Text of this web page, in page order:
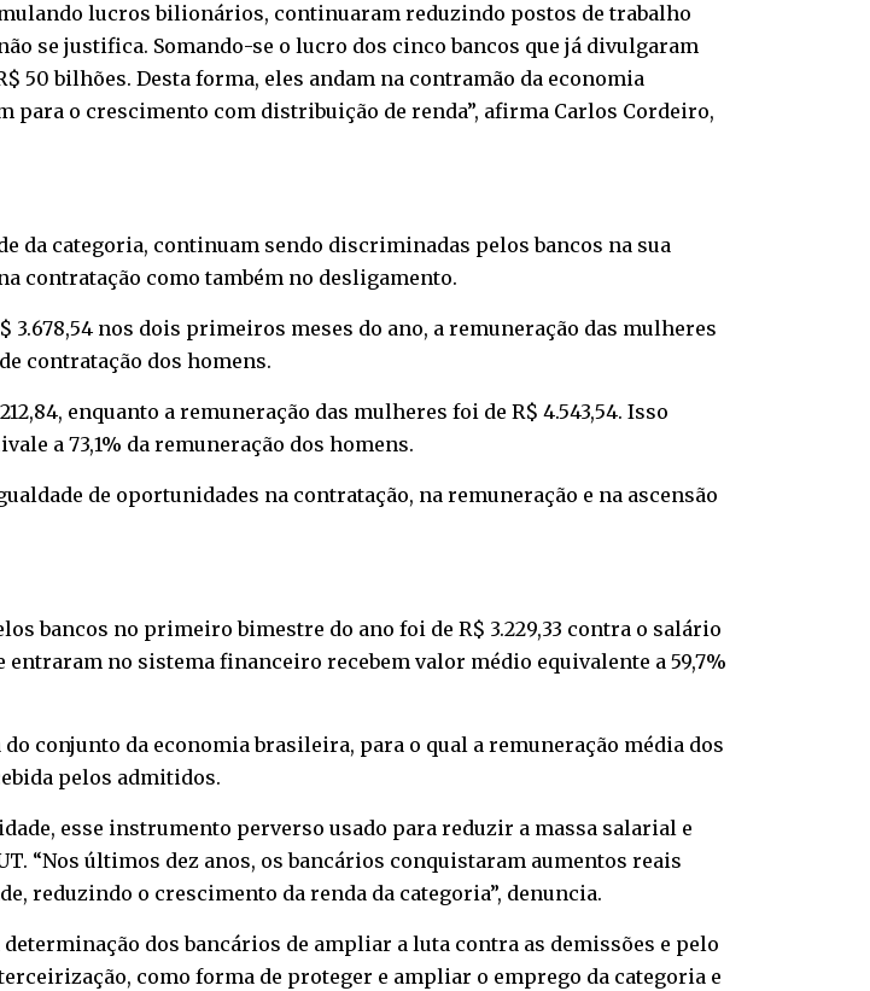
lucros bilionários, continuaram reduzindo postos de trabalho
se justifica. Somando-se o lucro dos cinco bancos que já divulgaram
50 bilhões. Desta forma, eles andam na contramão da economia
o crescimento com distribuição de renda”, afirma Carlos Cordeiro,
da categoria, continuam sendo discriminadas pelos bancos na sua
contratação como também no desligamento.
nos dois primeiros meses do ano, a remuneração das mulheres
contratação dos homens.
enquanto a remuneração das mulheres foi de R$ 4.543,54. Isso
a 73,1% da remuneração dos homens.
de oportunidades na contratação, na remuneração e na ascensão
bancos no primeiro bimestre do ano foi de R$ 3.229,33 contra o salário
entraram no sistema financeiro recebem valor médio equivalente a 59,7%
conjunto da economia brasileira, para o qual a remuneração média dos
pelos admitidos.
esse instrumento perverso usado para reduzir a massa salarial e
“Nos últimos dez anos, os bancários conquistaram aumentos reais
reduzindo o crescimento da renda da categoria”, denuncia.
dos bancários de ampliar a luta contra as demissões e pelo
como forma de proteger e ampliar o emprego da categoria e